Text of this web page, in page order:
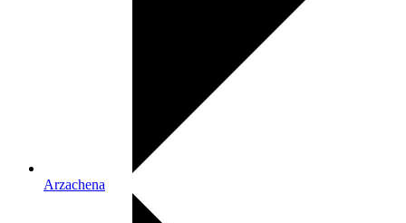
Arzachena